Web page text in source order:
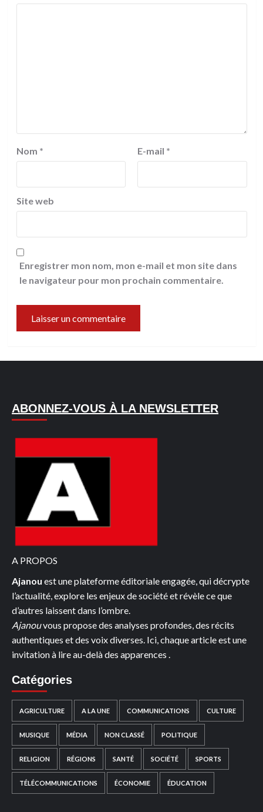
Nom * E-mail *
Site web
Enregistrer mon nom, mon e-mail et mon site dans
le navigateur pour mon prochain commentaire.
ABONNEZ-VOUS À LA NEWSLETTER
A PROPOS
Ajanou est une plateforme éditoriale engagée, qui décrypte
l’actualité, explore les enjeux de société et révèle ce que
d’autres laissent dans l’ombre.
Ajanouvous propose des analyses profondes, des récits
authentiques et des voix diverses. Ici, chaque article est une
invitation à lire au-delà des apparences .
Catégories
AGRICULTURE A LA UNE COMMUNICATIONS CULTURE
MUSIQUE MÉDIA NON CLASSÉ POLITIQUE
RELIGION RÉGIONS SANTÉ SOCIÉTÉ SPORTS
TÉLÉCOMMUNICATIONS ÉCONOMIE ÉDUCATION